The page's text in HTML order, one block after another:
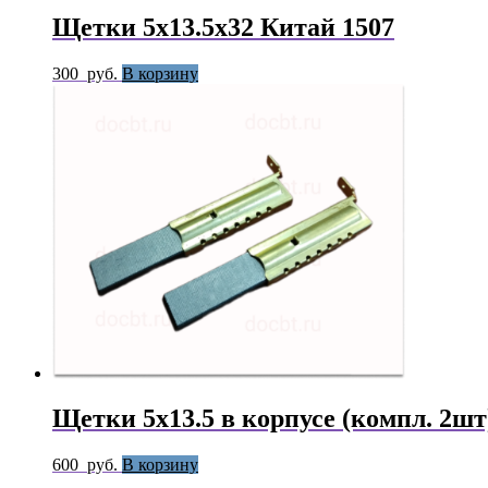
Щетки 5х13.5х32 Китай 1507
300 руб. В корзину
Щетки 5х13.5 в корпусе (компл.
600 руб. В корзину